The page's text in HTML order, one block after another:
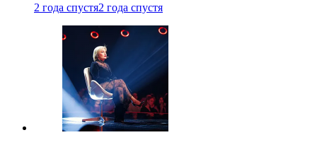
2 года спустя2 года спустя